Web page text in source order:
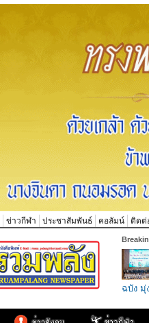
ข่าวกีฬา ประชาสัมพันธ์ คอลัมน์ ติดต่
ฉบัง มุ่